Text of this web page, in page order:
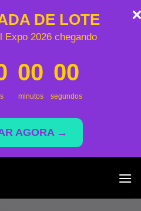
DE LOTE
Expo 2026 chegando
00
minutos
00
segundos
AGORA →